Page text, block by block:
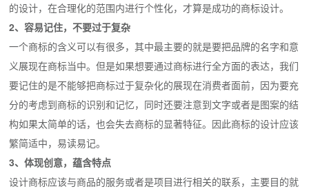
的设计，在合理化的范围内进行个性化，才算是成功的商标设计。
2、容易记住，不要过于复杂
一个商标的含义可以有很多，其中最主要的就是要把品牌的名字和意
义展现在商标当中。但是如果想要通过商标进行全方面的表达，我们
要记住的是不能够把商标过于复杂化的展现在消费者面前，因为要充
分的考虑到商标的识别和记忆，同时还要注意到文字或者是图案的结
构如果太简单的话，也会失去商标的显著特征。因此商标的设计应该
繁简适中，易读易记。
3、体现创意，蕴含特点
设计商标应该与商品的服务或者是项目进行相关的联系，主要目的就